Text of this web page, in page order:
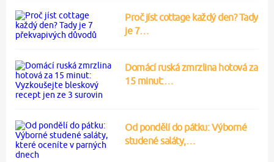
Proč jíst cottage každý den? Tady
je 7…
Domácí ruská zmrzlina hotová za
15 minut:…
Od pondělí do pátku: Výborné
studené saláty,…